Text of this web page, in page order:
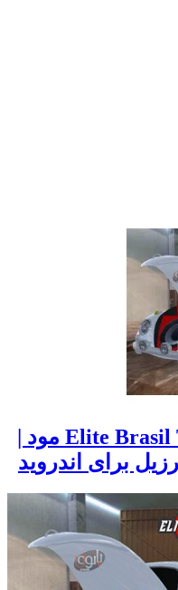
دانلود بازی Elite Brasil Tuning v1.54 مود |
برای اندروید